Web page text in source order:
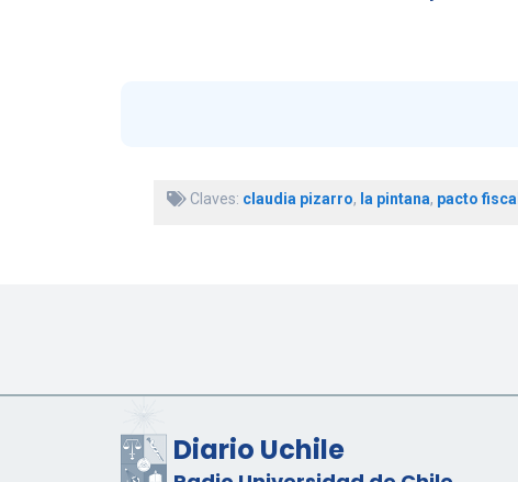
Claves: claudia pizarro, la pintana, pacto fiscal
Diario Uchile